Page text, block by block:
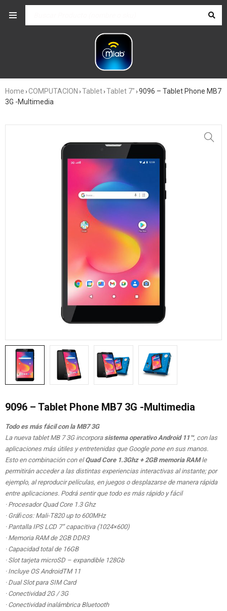
Home ›COMPUTACION ›Tablet›Tablet 7" ›9096 – Tablet Phone MB7
3G -Multimedia
9096 – Tablet Phone MB7 3G -Multimedia
Todo es más fácil con la MB7 3G
La nueva tablet MB 7 3G incorpora sistema operativo Android 11™, con las
aplicaciones más útiles y entretenidas que Google pone en sus manos.
Esto en combinación con elQuad Core 1.3Ghz + 2GB memoria RAMle
permitirán acceder a las distintas experiencias interactivas al instante; por
ejemplo, al reproducir películas, en juegos o desplazarse de manera rápida
entre aplicaciones. Podrá sentir que todo es más rápido y fácil
· Procesador Quad Core 1.3 Ghz
· Gráﬁcos: Mali-T820 up to 600MHz
· Pantalla IPS LCD 7” capacitiva (1024×600)
· Memoria RAM de 2GB DDR3
· Capacidad total de 16GB
· Slot tarjeta microSD – expandible 128Gb
· Incluye OS AndroidTM 11
· Dual Slot para SIM Card
· Conectividad 2G / 3G
· Conectividad inalámbrica Bluetooth